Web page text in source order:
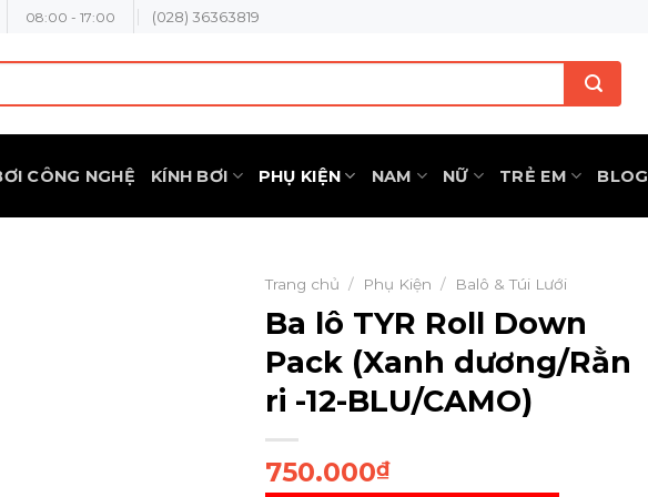
08:00 - 17:00 (028) 36363819
CÔNG NGHỆ KÍNH BƠI PHỤ KIỆN NAM NỮ TRẺ EM BLOG
Trang chủ / Phụ Kiện / Balô & Túi Lưới
Ba lô TYR Roll Down
Pack (Xanh dương/Rằn
ri -12-BLU/CAMO)
750.000₫